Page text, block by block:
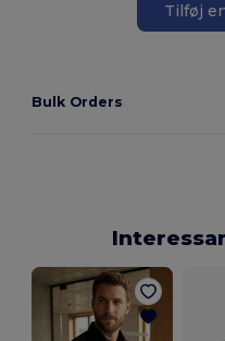
Tilføj
Bulk Orders